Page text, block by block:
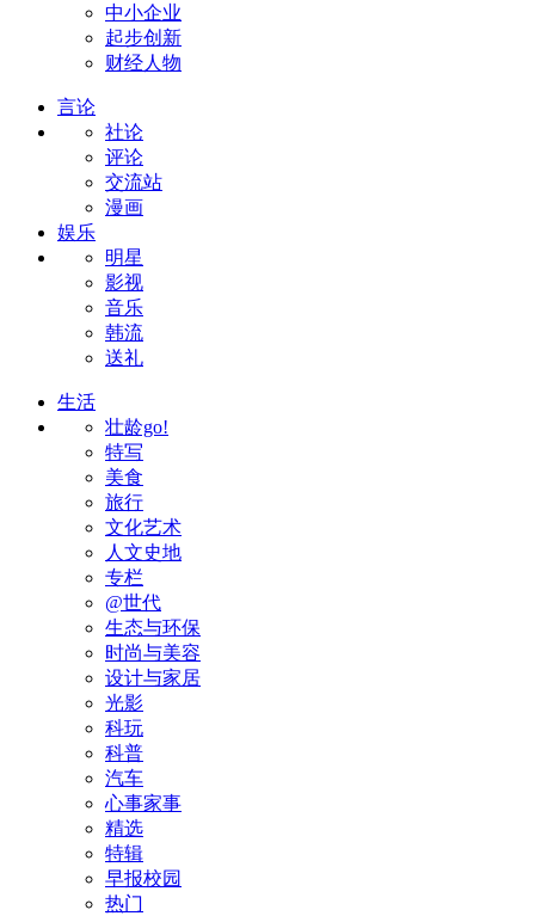
中小企业
起步创新
财经人物
言论
社论
评论
交流站
漫画
娱乐
明星
影视
音乐
韩流
送礼
生活
壮龄go!
特写
美食
旅行
文化艺术
人文史地
专栏
@世代
生态与环保
时尚与美容
设计与家居
光影
科玩
科普
汽车
心事家事
精选
特辑
早报校园
热门